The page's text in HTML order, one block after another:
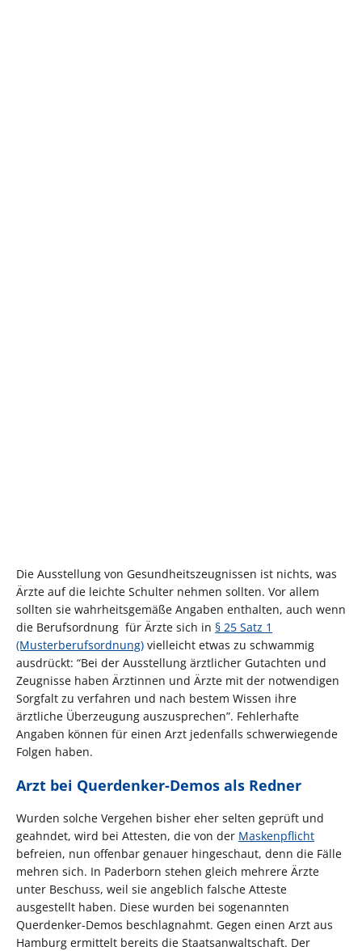
Die Ausstellung von Gesundheitszeugnissen ist nichts, was
Ärzte auf die leichte Schulter nehmen sollten. Vor allem
sollten sie wahrheitsgemäße Angaben enthalten, auch wenn
die Berufsordnung für Ärzte sich in § 25 Satz 1
(Musterberufsordnung) vielleicht etwas zu schwammig
ausdrückt: “Bei der Ausstellung ärztlicher Gutachten und
Zeugnisse haben Ärztinnen und Ärzte mit der notwendigen
Sorgfalt zu verfahren und nach bestem Wissen ihre
ärztliche Überzeugung auszusprechen”. Fehlerhafte
Angaben können für einen Arzt jedenfalls schwerwiegende
Folgen haben.
Arzt bei Querdenker-Demos als Redner
Wurden solche Vergehen bisher eher selten geprüft und
geahndet, wird bei Attesten, die von der Maskenpflicht
befreien, nun offenbar genauer hingeschaut, denn die Fälle
mehren sich. In Paderborn stehen gleich mehrere Ärzte
unter Beschuss, weil sie angeblich falsche Atteste
ausgestellt haben. Diese wurden bei sogenannten
Querdenker-Demos beschlagnahmt. Gegen einen Arzt aus
Hamburg ermittelt bereits die Staatsanwaltschaft. Der